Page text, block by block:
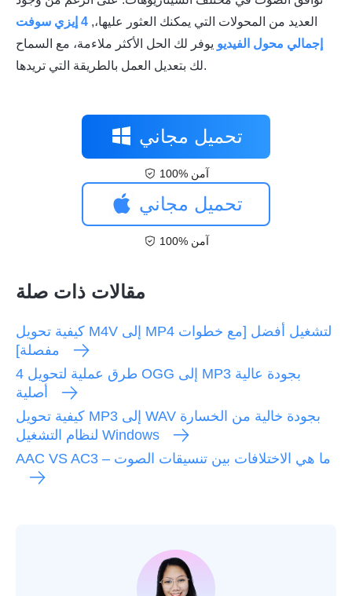
العديد من المحولات التي يمكنك العثور عليها،,
4 إيزي سوفت
إجمالي محول الفيديو يوفر لك الحل الأكثر ملاءمة، مع السماح
لك بتعديل العمل بالطريقة التي تريدها.
تحميل مجاني
100% آمن
تحميل مجاني
100% آمن
مقالات ذات صلة
كيفية تحويل M4V إلى MP4 لتشغيل أفضل [مع خطوات
مفصلة]
4 طرق عملية لتحويل OGG إلى MP3 بجودة عالية
أصلية
كيفية تحويل MP3 إلى WAV بجودة خالية من الخسارة
لنظام التشغيل Windows
AAC VS AC3 – ما هي الاختلافات بين تنسيقات الصوت